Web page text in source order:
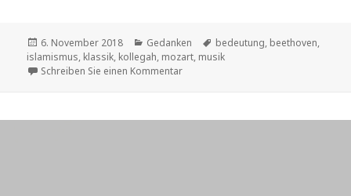
Veröffentlicht
am
6. November 2018 Kategorien
Gedanken Schlagwörter
bedeutung, beethoven,
islamismus, klassik, kollegah, mozart, musik
Schreiben Sie einen Kommentar